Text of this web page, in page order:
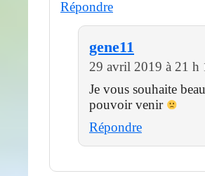
Répondre
gene11
29 avril 2019 à 21 h
Je vous souhaite
pouvoir venir
Répondre